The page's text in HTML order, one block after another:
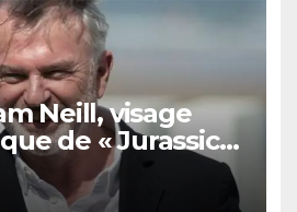
Neill, visage
de « Jurassic
révérence à 78